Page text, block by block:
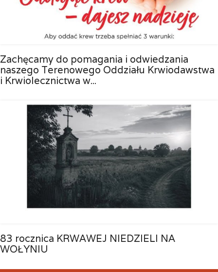
Zachęcamy do pomagania i odwiedzania
naszego Terenowego Oddziału Krwiodawstwa
i Krwiolecznictwa w...
83 rocznica KRWAWEJ NIEDZIELI NA
WOŁYNIU